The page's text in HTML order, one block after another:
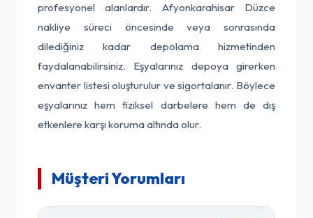
profesyonel alanlardır. Afyonkarahisar Düzce
nakliye süreci öncesinde veya sonrasında
dilediğiniz kadar depolama hizmetinden
faydalanabilirsiniz. Eşyalarınız depoya girerken
envanter listesi oluşturulur ve sigortalanır. Böylece
eşyalarınız hem fiziksel darbelere hem de dış
etkenlere karşı koruma altında olur.
Müşteri Yorumları